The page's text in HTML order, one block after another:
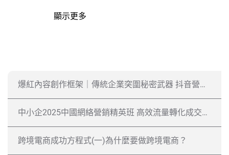
顯示更多
爆紅內容創作框架｜傳統企業突圍秘密武器 抖音營銷前中後期全攻略
中小企2025中國網絡營銷精英班 高效流量轉化成交秘技
跨境電商成功方程式​(一)為什麼要做跨境電商？